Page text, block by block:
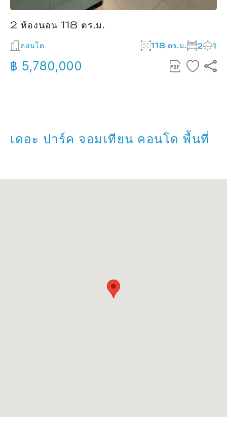
2 ห้องนอน 118 ตร.ม.
คอนโด 118 ตร.ม. 2 1
฿ 5,780,000
เดอะ ปาร์ค จอมเทียน คอนโด พื้นที่